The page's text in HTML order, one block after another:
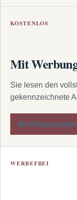
KOSTENLOS
Mit
Sie lesen den
gekennzeichnete
Mit Werbung
WERBEFREI